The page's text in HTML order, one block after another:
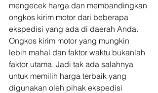
mengecek harga dan membandingkan
ongkos kirim motor dari beberapa
ekspedisi yang ada di daerah Anda.
Ongkos kirim motor yang mungkin
lebih mahal dan faktor waktu bukanlah
faktor utama. Jadi tak ada salahnya
untuk memilih harga terbaik yang
digunakan oleh pihak ekspedisi